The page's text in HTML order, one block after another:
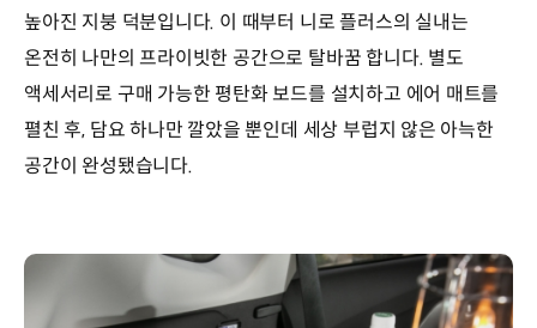
높아진 지붕 덕분입니다. 이 때부터 니로 플러스의 실내는
온전히 나만의 프라이빗한 공간으로 탈바꿈 합니다. 별도
액세서리로 구매 가능한 평탄화 보드를 설치하고 에어 매트를
펼친 후, 담요 하나만 깔았을 뿐인데 세상 부럽지 않은 아늑한
공간이 완성됐습니다.